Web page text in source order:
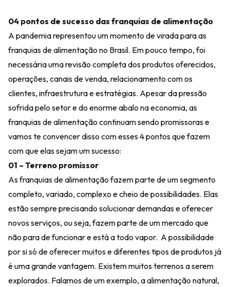
04 pontos de sucesso das franquias de alimentação
A pandemia representou um momento de virada para as
franquias de alimentação no Brasil. Em pouco tempo, foi
necessária uma revisão completa dos produtos oferecidos,
operações, canais de venda, relacionamento com os
clientes, infraestrutura e estratégias. Apesar da pressão
sofrida pelo setor e do enorme abalo na economia, as
franquias de alimentação continuam sendo promissoras e
vamos te convencer disso com esses 4 pontos que fazem
com que elas sejam um sucesso:
01 – Terreno promissor
As franquias de alimentação fazem parte de um segmento
completo, variado, complexo e cheio de possibilidades. Elas
estão sempre precisando solucionar demandas e oferecer
novos serviços, ou seja, fazem parte de um mercado que
não para de funcionar e está a todo vapor. A possibilidade
por si só de oferecer muitos e diferentes tipos de produtos já
é uma grande vantagem. Existem muitos terrenos a serem
explorados. Falamos de um exemplo, a alimentação natural,